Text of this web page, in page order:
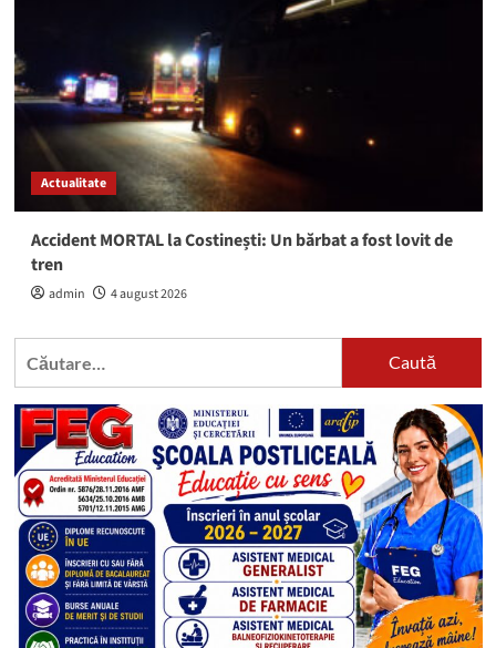
Actualitate
Accident MORTAL la Costinești: Un bărbat a fost lovit de
tren
admin 4 august 2026